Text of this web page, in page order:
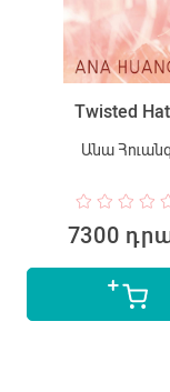
Twisted
Անա
7300